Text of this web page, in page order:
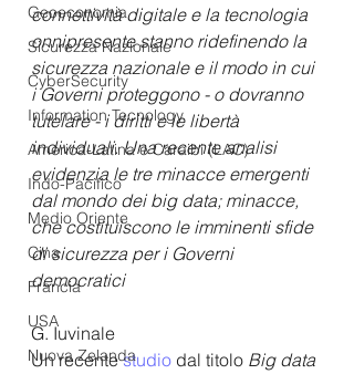
Geoeconomia
Sicurezza Nazionale
CyberSecurity
Information Tecnology
America-Latina e Caraibi (LAC)
Indo-Pacifico
Medio Oriente
Cina
Francia
USA
Nuova Zelanda
connettività digitale e la tecnologia
onnipresente stanno ridefinendo la
sicurezza nazionale e il modo in cui
i Governi proteggono - o dovranno
tutelare - i diritti e le libertà
individuali. Una recente analisi
evidenzia le tre minacce emergenti
dal mondo dei big data; minacce,
che costituiscono le imminenti sfide
di sicurezza per i Governi
democratici
G. Iuvinale
Un recente studio dal titolo Big data